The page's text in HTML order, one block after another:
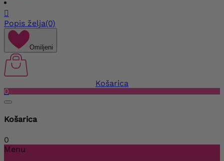

Popis želja(0)
Omiljeni
Košarica
0
Košarica
0
Menu